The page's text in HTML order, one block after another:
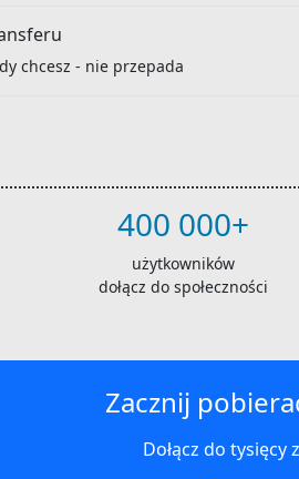
chcesz - nie przepada
400 000+
użytkowników
dołącz do społeczności
Zacznij
Dołącz do